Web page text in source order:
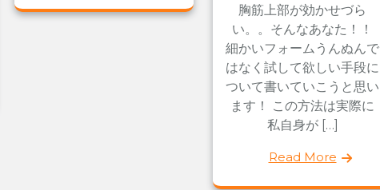
胸筋上部が効かせづら
い。。そんなあなた！！
細かいフォームうんぬんで
はなく試して欲しい手段に
ついて書いていこうと思い
ます！ この方法は実際に
私自身が […]
Read More